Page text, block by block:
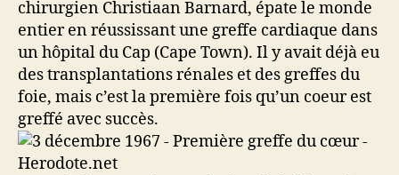
chirurgien Christiaan Barnard, épate le monde
entier en réussissant une greffe cardiaque dans
un hôpital du Cap (Cape Town). Il y avait déjà eu
des transplantations rénales et des greffes du
foie, mais c’est la première fois qu’un coeur est
greffé avec succès.